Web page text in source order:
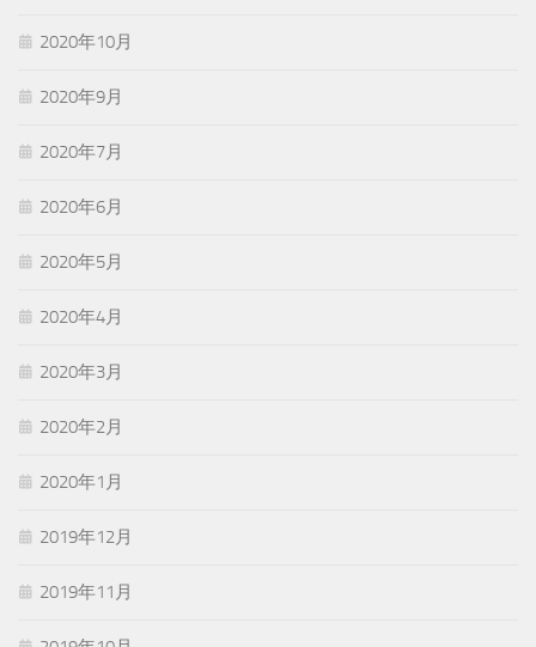
2020年10月
2020年9月
2020年7月
2020年6月
2020年5月
2020年4月
2020年3月
2020年2月
2020年1月
2019年12月
2019年11月